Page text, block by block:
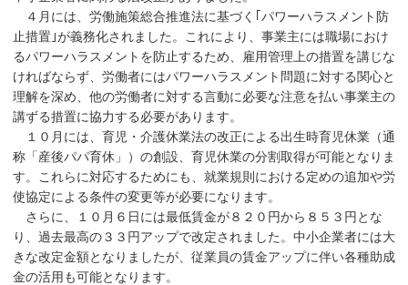
４月には、労働施策総合推進法に基づく｢パワーハラスメント防
止措置｣が義務化されました。これにより、事業主には職場におけ
るパワーハラスメントを防止するため、雇用管理上の措置を講じな
ければならず、労働者にはパワーハラスメント問題に対する関心と
理解を深め、他の労働者に対する言動に必要な注意を払い事業主の
講ずる措置に協力する必要があります。
１０月には、育児・介護休業法の改正による出生時育児休業（通
称「産後パパ育休」）の創設、育児休業の分割取得が可能となりま
す。これらに対応するためにも、就業規則における定めの追加や労
使協定による条件の変更等が必要になります。
さらに、１０月６日には最低賃金が８２０円から８５３円とな
り、過去最高の３３円アップで改定されました。中小企業者には大
きな改定金額となりましたが、従業員の賃金アップに伴い各種助成
金の活用も可能となります。